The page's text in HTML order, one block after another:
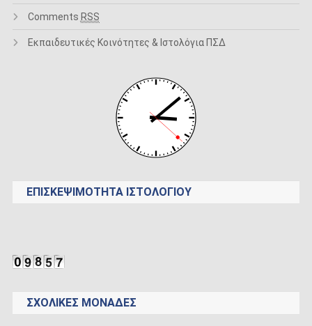
Comments RSS
Εκπαιδευτικές Κοινότητες & Ιστολόγια ΠΣΔ
ΕΠΙΣΚΕΨΙΜΌΤΗΤΑ ΙΣΤΟΛΟΓΊΟΥ
ΣΧΟΛΙΚΈΣ ΜΟΝΆΔΕΣ